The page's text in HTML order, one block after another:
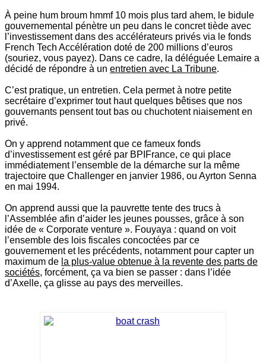
À peine hum broum hmmf 10 mois plus tard ahem, le bidule
gouvernemental pénètre un peu dans le concret tiède avec
l’investissement dans des accélérateurs privés via le fonds
French Tech Accélération doté de 200 millions d’euros
(souriez, vous payez). Dans ce cadre, la déléguée Lemaire a
décidé de répondre à un entretien avec La Tribune.
C’est pratique, un entretien. Cela permet à notre petite
secrétaire d’exprimer tout haut quelques bêtises que nos
gouvernants pensent tout bas ou chuchotent niaisement en
privé.
On y apprend notamment que ce fameux fonds
d’investissement est géré par BPIFrance, ce qui place
immédiatement l’ensemble de la démarche sur la même
trajectoire que Challenger en janvier 1986, ou Ayrton Senna
en mai 1994.
On apprend aussi que la pauvrette tente des trucs à
l’Assemblée afin d’aider les jeunes pousses, grâce à son
idée de « Corporate venture ». Fouyaya : quand on voit
l’ensemble des lois fiscales concoctées par ce
gouvernement et les précédents, notamment pour capter un
maximum de la plus-value obtenue à la revente des parts de
sociétés, forcément, ça va bien se passer : dans l’idée
d’Axelle, ça glisse au pays des merveilles.